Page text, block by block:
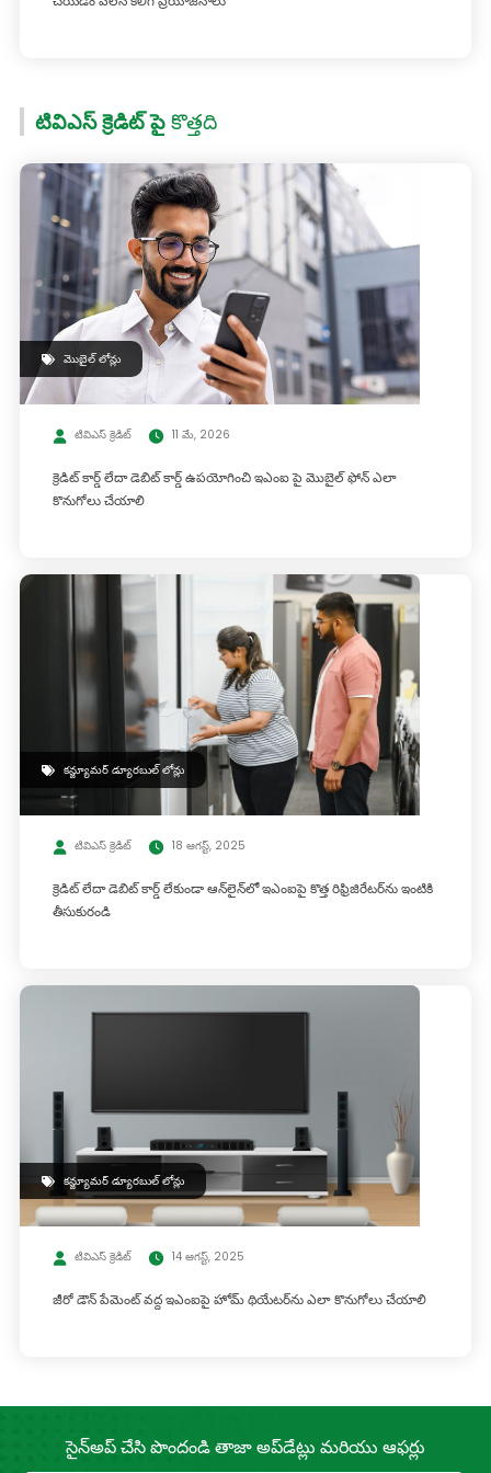
టివిఎస్ క్రెడిట్ పై కొత్తది
మొబైల్ లోన్లు
టివిఎస్ క్రెడిట్ 11 మే, 2026
క్రెడిట్ కార్డ్ లేదా డెబిట్ కార్డ్ ఉపయోగించి ఇఎంఐ పై మొబైల్ ఫోన్ ఎలా
కొనుగోలు చేయాలి
కన్జ్యూమర్ డ్యూరబుల్ లోన్లు
టివిఎస్ క్రెడిట్ 18 ఆగస్ట్, 2025
క్రెడిట్ లేదా డెబిట్ కార్డ్ లేకుండా ఆన్‌లైన్‌లో ఇఎంఐపై కొత్త రిఫ్రిజిరేటర్‌ను ఇంటికి
తీసుకురండి
కన్జ్యూమర్ డ్యూరబుల్ లోన్లు
టివిఎస్ క్రెడిట్ 14 ఆగస్ట్, 2025
జీరో డౌన్ పేమెంట్ వద్ద ఇఎంఐపై హోమ్ థియేటర్‌ను ఎలా కొనుగోలు చేయాలి
సైన్‍‌అప్ చేసి పొందండి తాజాఅప్‌డేట్లు మరియు ఆఫర్లు